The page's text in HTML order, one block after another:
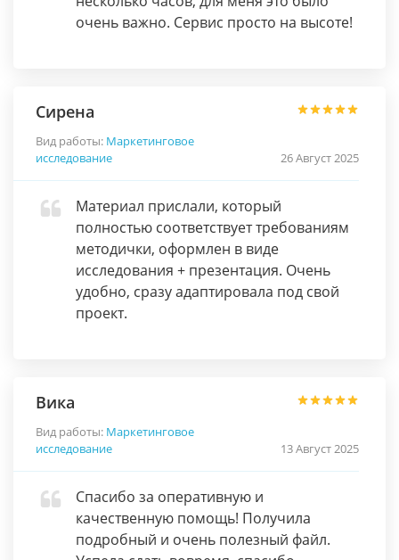
очень важно. Сервис просто на высоте!
Сирена
Вид работы: Маркетинговое
исследование
26 Август 2025
Материал прислали, который
полностью соответствует требованиям
методички, оформлен в виде
исследования + презентация. Очень
удобно, сразу адаптировала под свой
проект.
Вика
Вид работы: Маркетинговое
исследование
13 Август 2025
Спасибо за оперативную и
качественную помощь! Получила
подробный и очень полезный файл.